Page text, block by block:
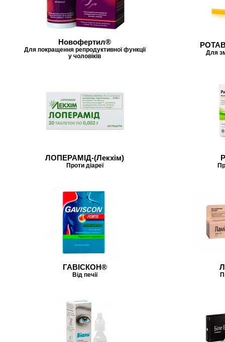
Новофертил®
Для покращення репродуктивної функції
у чоловіків
Для
ЛОПЕРАМІД-(Лекхім)
Проти діареї
ГАВІСКОН®
Від печії